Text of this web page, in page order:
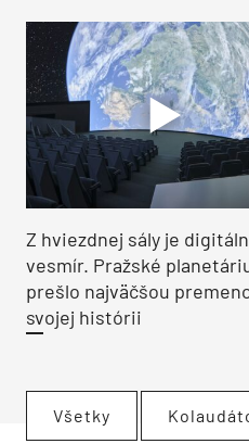
Z hviezdnej sály je
vesmír. Pražské
prešlo najväčšou
svojej histórii
Všetky